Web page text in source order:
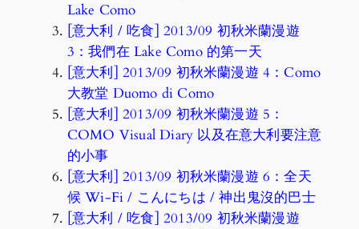
Lake Como
[意大利 / 吃食] 2013/09 初秋米蘭漫遊
3：我們在 Lake Como 的第一天
[意大利] 2013/09 初秋米蘭漫遊 4：Como
大教堂 Duomo di Como
[意大利] 2013/09 初秋米蘭漫遊 5：
COMO Visual Diary 以及在意大利要注意
的小事
[意大利] 2013/09 初秋米蘭漫遊 6：全天
候 Wi-Fi / こんにちは / 神出鬼沒的巴士
[意大利 / 吃食] 2013/09 初秋米蘭漫遊